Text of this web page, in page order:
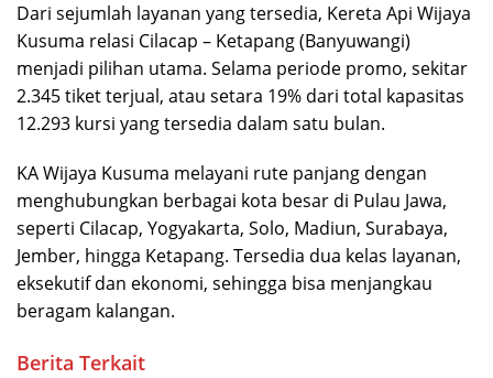
Dari sejumlah layanan yang tersedia, Kereta Api Wijaya
Kusuma relasi Cilacap – Ketapang (Banyuwangi)
menjadi pilihan utama. Selama periode promo, sekitar
2.345 tiket terjual, atau setara 19% dari total kapasitas
12.293 kursi yang tersedia dalam satu bulan.
KA Wijaya Kusuma melayani rute panjang dengan
menghubungkan berbagai kota besar di Pulau Jawa,
seperti Cilacap, Yogyakarta, Solo, Madiun, Surabaya,
Jember, hingga Ketapang. Tersedia dua kelas layanan,
eksekutif dan ekonomi, sehingga bisa menjangkau
beragam kalangan.
Berita Terkait